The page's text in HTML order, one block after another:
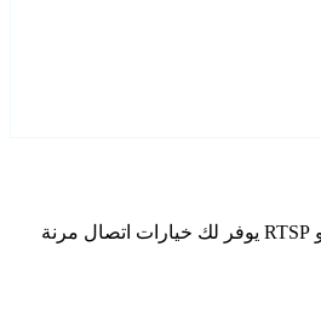
قم بتكوين Cloud2000 كاميرات IP الخاصة بك باستخدام Agent DVR. يتضمن برنامج المراقبة المجاني الخاص بنا معالج إعداد مخصص لطرز Cloud2000، وتوافق ONVIF و RTSP يوفر لك خيارات اتصال مرنة